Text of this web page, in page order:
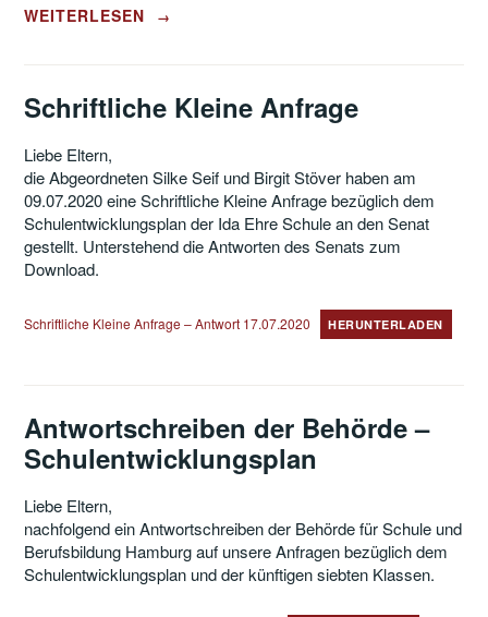
„PRESSEMITTEILUNG
–
AUFSTOCKUNG
SIEBTEN
KLASSEN“
WEITERLESEN →
Schriftliche Kleine Anfrage
Liebe Eltern,
die Abgeordneten Silke Seif und Birgit Stöver haben am
09.07.2020 eine Schriftliche Kleine Anfrage bezüglich dem
Schulentwicklungsplan der Ida Ehre Schule an den Senat
gestellt. Unterstehend die Antworten des Senats zum
Download.
Schriftliche Kleine Anfrage – Antwort 17.07.2020 HERUNTERLADEN
Antwortschreiben der Behörde –
Schulentwicklungsplan
Liebe Eltern,
nachfolgend ein Antwortschreiben der Behörde für Schule und
Berufsbildung Hamburg auf unsere Anfragen bezüglich dem
Schulentwicklungsplan und der künftigen siebten Klassen.